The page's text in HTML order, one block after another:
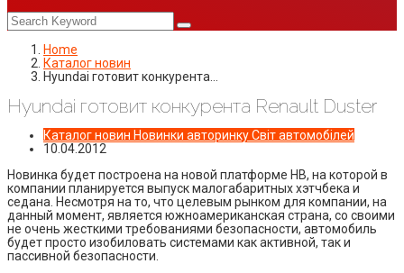
Home
Каталог новин
Hyundai готовит конкурента…
Hyundai готовит конкурента Renault Duster
Каталог новин Новинки авторинкуСвіт автомобілей
10.04.2012
Новинка будет построена на новой платформе HB, на которой в
компании планируется выпуск малогабаритных хэтчбека и
седана. Несмотря на то, что целевым рынком для компании, на
данный момент, является южноамериканская страна, со своими
не очень жесткими требованиями безопасности, автомобиль
будет просто изобиловать системами как активной, так и
пассивной безопасности.